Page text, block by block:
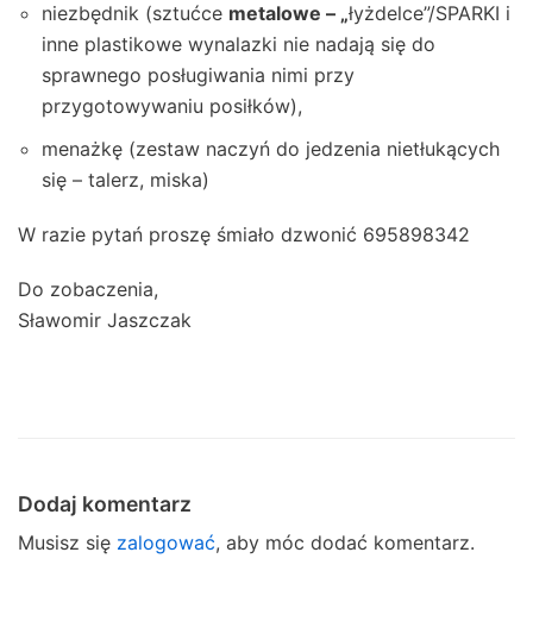
niezbędnik (sztućce metalowe – „łyżdelce”/SPARKI i
inne plastikowe wynalazki nie nadają się do
sprawnego posługiwania nimi przy
przygotowywaniu posiłków),
menażkę (zestaw naczyń do jedzenia nietłukących
się – talerz, miska)
W razie pytań proszę śmiało dzwonić 695898342
Do zobaczenia,
Sławomir Jaszczak
Dodaj komentarz
Musisz się zalogować, aby móc dodać komentarz.